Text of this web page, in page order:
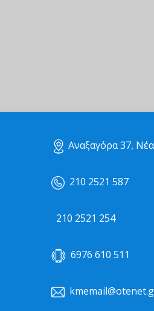
Αναξαγόρα 37,
210 2521 587
210 2521 254
6976 610 511